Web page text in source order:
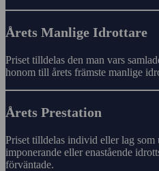
Årets Manlige Idrottare
Priset tilldelas den man vars
honom till årets främste manlige
Årets Prestation
Priset tilldelas individ eller lag
imponerande eller enastående
förväntade.